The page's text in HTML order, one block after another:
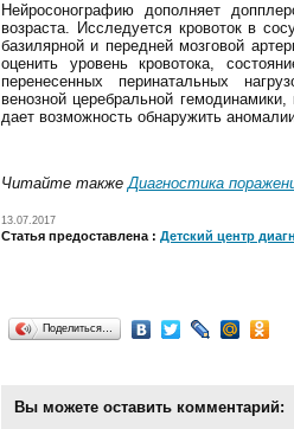
Нейросонографию дополняет
возраста. Исследуется кровоток в
базилярной и передней мозговой
оценить уровень кровотока,
перенесенных перинатальных
венозной церебральной
дает возможность обнаружить
Читайте такжеДиагностика
13.07.2017
Статья предоставлена : Детский центр
Поделиться…
Вы можете оставить комментарий: